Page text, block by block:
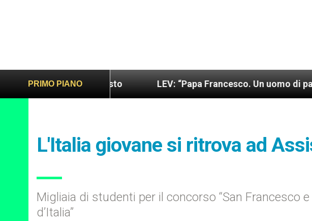
PRIMO PIANO
sano e giusto LEV: “Papa Francesco. Un uomo di parola”,
L'Italia giovane si ritrova ad
Migliaia di studenti per il concorso “San Francesco e
d’Italia”